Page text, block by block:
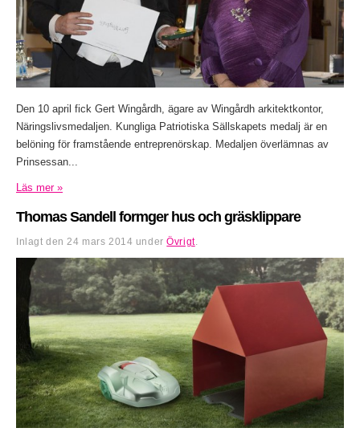
Den 10 april fick Gert Wingårdh, ägare av Wingårdh arkitektkontor,
Näringslivsmedaljen. Kungliga Patriotiska Sällskapets medalj är en
belöning för framstående entreprenörskap. Medaljen överlämnas av
Prinsessan...
Läs mer »
Thomas Sandell formger hus och gräsklippare
Inlagt den 24 mars 2014 underÖvrigt.